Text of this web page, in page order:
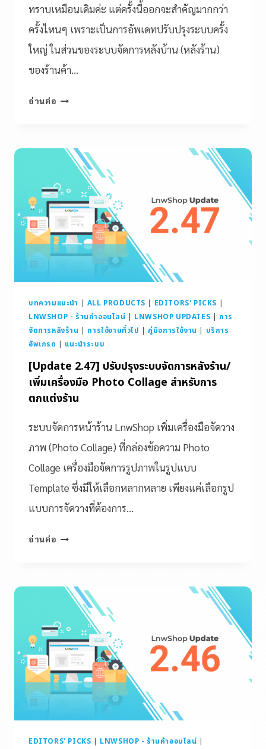
ทราบเหมือนเดิมค่ะ แต่ครั้งนี้ออกจะสำคัญมากกว่า
ครั้งไหนๆ เพราะเป็นการอัพเดทปรับปรุงระบบครั้ง
ใหญ่ ในส่วนของระบบจัดการหลังบ้าน (หลังร้าน)
ของร้านค้า…
อ่านต่อ
บทความแนะนำ ALL PRODUCTS EDITORS' PICKS
LNWSHOP - ร้านค้าออนไลน์
LNWSHOP UPDATES
การ
จัดการหลังร้าน
การใช้งานทั่วไป คู่มือการใช้งาน
บริการ
อัพเกรด
แนะนำระบบ
[Update 2.47] ปรับปรุงระบบจัดการหลังร้าน/
เพิ่มเครื่องมือ Photo Collage สำหรับการ
ตกแต่งร้าน
ระบบจัดการหน้าร้าน LnwShop เพิ่มเครื่องมือจัดวาง
ภาพ (Photo Collage) ที่กล่องข้อความ Photo
Collage เครื่องมือจัดการรูปภาพในรูปแบบ
Template ซึ่งมีให้เลือกหลากหลาย เพียงแค่เลือกรูป
แบบการจัดวางที่ต้องการ…
อ่านต่อ
EDITORS' PICKS | LNWSHOP - ร้านค้าออนไลน์ |